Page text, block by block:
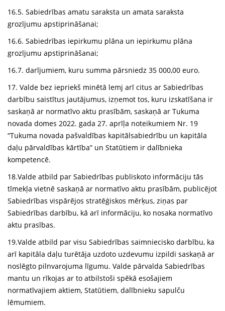
16.5. Sabiedrības amatu saraksta un amata saraksta
grozījumu apstiprināšanai;
16.6. Sabiedrības iepirkumu plāna un iepirkumu plāna
grozījumu apstiprināšanai;
16.7. darījumiem, kuru summa pārsniedz 35 000,00 euro.
17. Valde bez iepriekš minētā lemj arī citus ar Sabiedrības
darbību saistītus jautājumus, izņemot tos, kuru izskatīšana ir
saskaņā ar normatīvo aktu prasībām, saskaņā ar Tukuma
novada domes 2022. gada 27. aprīļa noteikumiem Nr. 19
“Tukuma novada pašvaldības kapitālsabiedrību un kapitāla
daļu pārvaldības kārtība” un Statūtiem ir dalībnieka
kompetencē.
18.Valde atbild par Sabiedrības publiskoto informāciju tās
tīmekļa vietnē saskaņā ar normatīvo aktu prasībām, publicējot
Sabiedrības vispārējos stratēģiskos mērķus, ziņas par
Sabiedrības darbību, kā arī informāciju, ko nosaka normatīvo
aktu prasības.
19.Valde atbild par visu Sabiedrības saimniecisko darbību, ka
arī kapitāla daļu turētāja uzdoto uzdevumu izpildi saskaņā ar
noslēgto pilnvarojuma līgumu. Valde pārvalda Sabiedrības
mantu un rīkojas ar to atbilstoši spēkā esošajiem
normatīvajiem aktiem, Statūtiem, dalībnieku sapulču
lēmumiem.